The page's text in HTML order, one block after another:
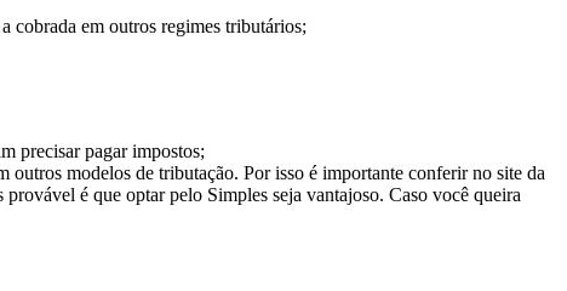
cobrada em outros regimes tributários;
precisar pagar impostos;
outros modelos de tributação. Por isso é importante conferir no site da
é que optar pelo Simples seja vantajoso. Caso você queira